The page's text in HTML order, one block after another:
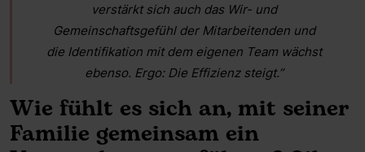
verstärkt sich auch das Wir- und
Gemeinschaftsgefühl der Mitarbeitenden und
die Identifikation mit dem eigenen Team wächst
ebenso. Ergo: Die Effizienz steigt.”
Wie fühlt es sich an, mit seiner
Familie gemeinsam ein